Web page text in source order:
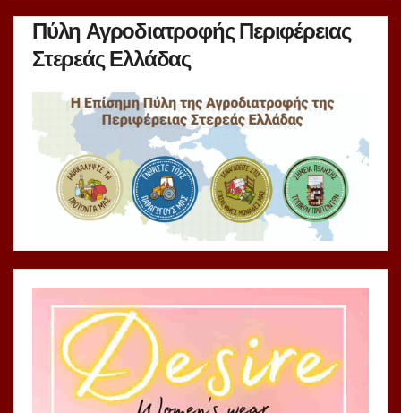
Πύλη Αγροδιατροφής Περιφέρειας
Στερεάς Ελλάδας